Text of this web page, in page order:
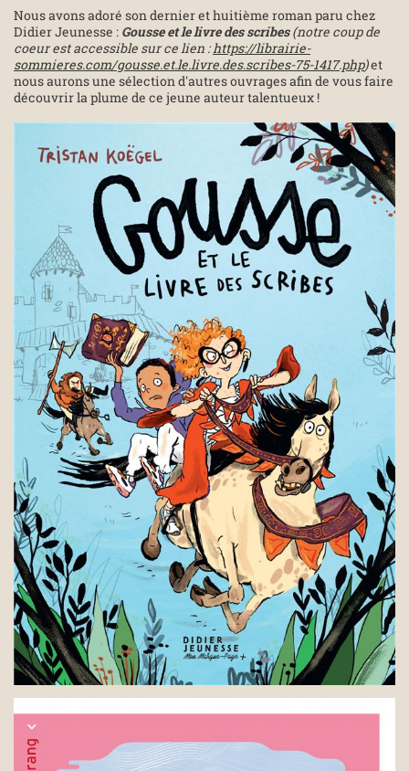
Nous avons adoré son dernier et huitième roman paru chez
Didier Jeunesse : Gousse et le livre des scribes(notre coup de
coeur est accessible sur ce lien : https://librairie-
sommieres.com/gousse.et.le.livre.des.scribes-75-1417.php)et
nous aurons une sélection d'autres ouvrages afin de vous faire
découvrir la plume de ce jeune auteur talentueux !